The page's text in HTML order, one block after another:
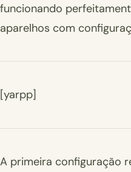
funcionando
aparelhos com
[yarpp]
A primeira configuração